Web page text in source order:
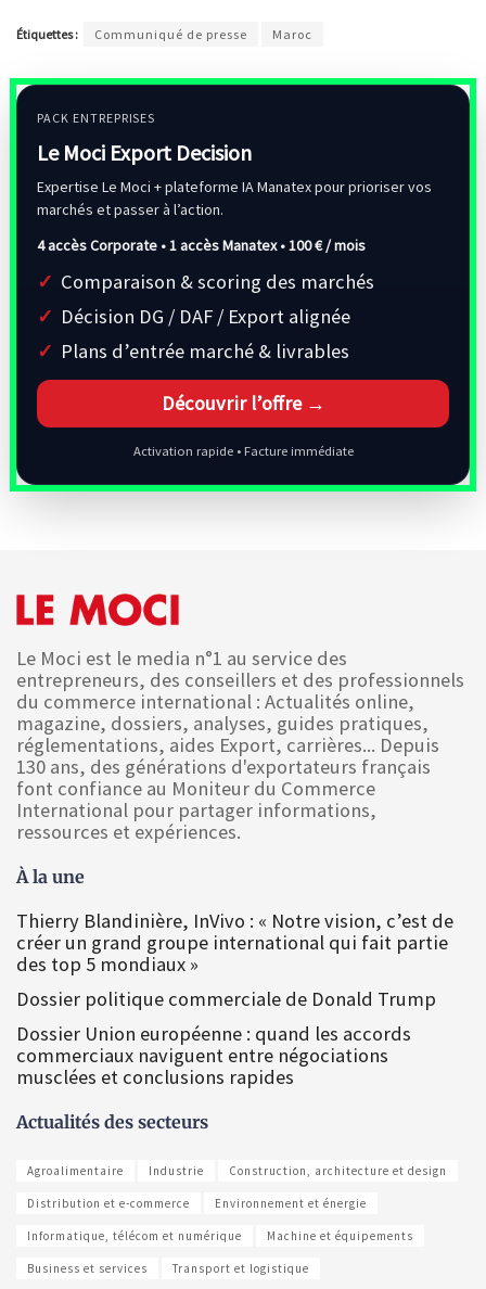
Étiquettes : Communiqué de presse Maroc
PACK ENTREPRISES
Le Moci Export Decision
Expertise Le Moci + plateforme IA Manatex pour prioriser vos
marchés et passer à l’action.
4 accès Corporate • 1 accès Manatex •100 € / mois
Comparaison & scoring des marchés
Décision DG / DAF / Export alignée
Plans d’entrée marché & livrables
Découvrir l’offre →
Activation rapide • Facture immédiate
Le Moci est le media n°1 au service des
entrepreneurs, des conseillers et des professionnels
du commerce international : Actualités online,
magazine, dossiers, analyses, guides pratiques,
réglementations, aides Export, carrières... Depuis
130 ans, des générations d'exportateurs français
font confiance au Moniteur du Commerce
International pour partager informations,
ressources et expériences.
À la une
Thierry Blandinière, InVivo : « Notre vision, c’est de
créer un grand groupe international qui fait partie
des top 5 mondiaux »
Dossier politique commerciale de Donald Trump
Dossier Union européenne : quand les accords
commerciaux naviguent entre négociations
musclées et conclusions rapides
Actualités des secteurs
Agroalimentaire Industrie Construction, architecture et design
Distribution et e-commerce Environnement et énergie
Informatique, télécom et numérique Machine et équipements
Business et services Transport et logistique